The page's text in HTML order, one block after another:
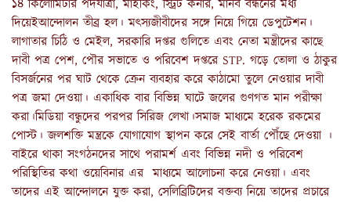
১৪ কিলোমিটার পদযাত্রা, মাইকিং, স্ট্রিট কর্নার, মানব বন্ধনের মধ্য
দিয়েইআন্দোলন তীব্র হল। মৎস্যজীবীদের সঙ্গে নিয়ে গিয়ে ডেপুটেশন।
লাগাতার চিঠি ও মেইল, সরকারি দপ্তর গুলিতে এবং নেতা মন্ত্রীদের কাছে
দাবী পত্র পেশ, পৌর সভাতে ও পরিবেশ দপ্তরে STP. গড়ে তোলা ও ঠাকুর
বিসর্জনের পর ঘাট থেকে ক্রেন ব্যবহার করে কাঠামো তুলে নেওয়ার দাবী
পত্র জমা দেওয়া। একাধিক বার বিভিন্ন ঘাটে জলের গুণগত মান পরীক্ষা
করা।মিডিয়া বন্ধুদের পরপর সিরিজ লেখা।সমাজ মাধ্যমে হরেক রকমের
পোস্ট। জলশক্তি মন্ত্রকে যোগাযোগ স্থাপন করে সেই বার্তা পৌঁছে দেওয়া ।
বাইরে থাকা সংগঠনদের সাথে পরামর্শ এবং বিভিন্ন নদী ও পরিবেশ
পরিস্থিতির কথা ওয়েবিনার এর মাধ্যমে আলোচনা করে নেওয়া। এবং
তাদের এই আন্দোলনে যুক্ত করা, সেলিব্রিটিদের বক্তব্য নিয়ে তাদের প্রচারে